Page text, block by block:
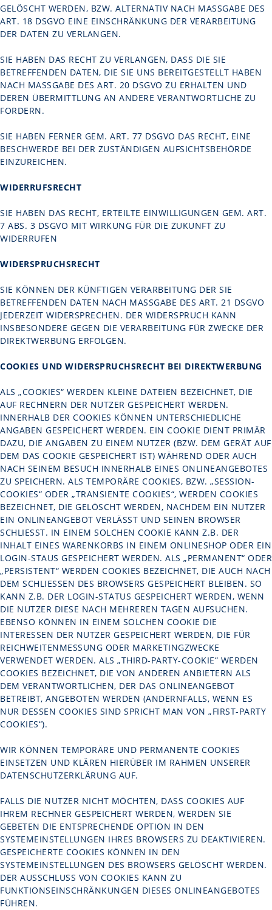
ELÖSCHT WERDEN, BZW. ALTERNATIV NACH MASSGABE DES AR
T. 18 DSGVO EINE EINSCHRÄNKUNG DER VERARBEITUNG DE
R DATEN ZU VERLANGEN.
SIE HABEN DAS RECHT ZU VERLANGEN, DASS DIE SIE
BETREFFENDEN DATEN, DIE SIE UNS BEREITGESTELLT HABEN
NACH MASSGABE DES ART. 20 DSGVO ZU ERHALTEN UND D
EREN ÜBERMITTLUNG AN ANDERE VERANTWORTLICHE ZU F
ORDERN.
SIE HABEN FERNER GEM. ART. 77 DSGVO DAS RECHT, EINE
BESCHWERDE BEI DER ZUSTÄNDIGEN AUFSICHTSBEHÖRDE
EINZUREICHEN.
WIDERRUFSRECHT
SIE HABEN DAS RECHT, ERTEILTE EINWILLIGUNGEN GEM. ART.
7 ABS. 3 DSGVO MIT WIRKUNG FÜR DIE ZUKUNFT ZU
WIDERRUFEN
WIDERSPRUCHSRECHT
SIE KÖNNEN DER KÜNFTIGEN VERARBEITUNG DER SIE
BETREFFENDEN DATEN NACH MASSGABE DES ART. 21 DSGVO J
EDERZEIT WIDERSPRECHEN. DER WIDERSPRUCH KANN I
NSBESONDERE GEGEN DIE VERARBEITUNG FÜR ZWECKE DER D
IREKTWERBUNG ERFOLGEN.
COOKIES UND WIDERSPRUCHSRECHT BEI DIREKTWERBUNG
ALS „COOKIES“ WERDEN KLEINE DATEIEN BEZEICHNET, DIE
AUF RECHNERN DER NUTZER GESPEICHERT WERDEN.
INNERHALB DER COOKIES KÖNNEN UNTERSCHIEDLICHE
ANGABEN GESPEICHERT WERDEN. EIN COOKIE DIENT PRIMÄR
DAZU, DIE ANGABEN ZU EINEM NUTZER (BZW. DEM GERÄT AUF
DEM DAS COOKIE GESPEICHERT IST) WÄHREND ODER AUCH
NACH SEINEM BESUCH INNERHALB EINES ONLINEANGEBOTES
ZU SPEICHERN. ALS TEMPORÄRE COOKIES, BZW. „SESSION-
COOKIES“ ODER „TRANSIENTE COOKIES“, WERDEN COOKIES
BEZEICHNET, DIE GELÖSCHT WERDEN, NACHDEM EIN NUTZER
EIN ONLINEANGEBOT VERLÄSST UND SEINEN BROWSER
SCHLIESST. IN EINEM SOLCHEN COOKIE KANN Z.B. DER I
NHALT EINES WARENKORBS IN EINEM ONLINESHOP ODER EIN L
OGIN-STAUS GESPEICHERT WERDEN. ALS „PERMANENT“ ODER „
PERSISTENT“ WERDEN COOKIES BEZEICHNET, DIE AUCH NACH D
EM SCHLIESSEN DES BROWSERS GESPEICHERT BLEIBEN. SO KA
NN Z.B. DER LOGIN-STATUS GESPEICHERT WERDEN, WENN DI
E NUTZER DIESE NACH MEHREREN TAGEN AUFSUCHEN. EB
ENSO KÖNNEN IN EINEM SOLCHEN COOKIE DIE IN
TERESSEN DER NUTZER GESPEICHERT WERDEN, DIE FÜR RE
ICHWEITENMESSUNG ODER MARKETINGZWECKE VE
RWENDET WERDEN. ALS „THIRD-PARTY-COOKIE“ WERDEN CO
OKIES BEZEICHNET, DIE VON ANDEREN ANBIETERN ALS DE
M VERANTWORTLICHEN, DER DAS ONLINEANGEBOT BE
TREIBT, ANGEBOTEN WERDEN (ANDERNFALLS, WENN ES NU
R DESSEN COOKIES SIND SPRICHT MAN VON „FIRST-PARTY CO
OKIES“).
WIR KÖNNEN TEMPORÄRE UND PERMANENTE COOKIES
EINSETZEN UND KLÄREN HIERÜBER IM RAHMEN UNSERER
DATENSCHUTZERKLÄRUNG AUF.
FALLS DIE NUTZER NICHT MÖCHTEN, DASS COOKIES AUF
IHREM RECHNER GESPEICHERT WERDEN, WERDEN SIE
GEBETEN DIE ENTSPRECHENDE OPTION IN DEN
SYSTEMEINSTELLUNGEN IHRES BROWSERS ZU DEAKTIVIEREN.
GESPEICHERTE COOKIES KÖNNEN IN DEN
SYSTEMEINSTELLUNGEN DES BROWSERS GELÖSCHT WERDEN.
DER AUSSCHLUSS VON COOKIES KANN ZU
FUNKTIONSEINSCHRÄNKUNGEN DIESES ONLINEANGEBOTES
FÜHREN.